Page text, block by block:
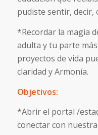
pudiste sentir, decir,
*Recordar la magia
adulta y tu parte
proyectos de vida
claridad y Armonía.
Objetivos:
*Abrir el portal /
conectar con